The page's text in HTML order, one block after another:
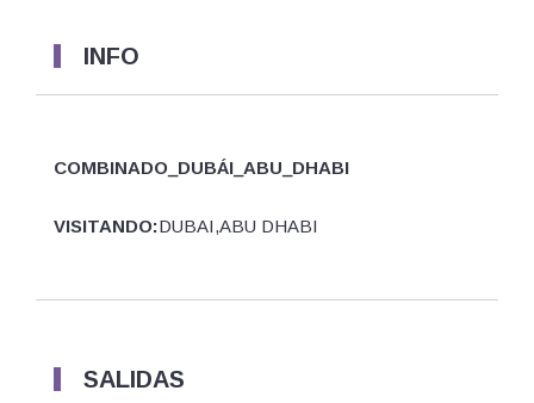
INFO
COMBINADO_DUBÁI_ABU_DHABI
VISITANDO:DUBAI,ABU DHABI
SALIDAS